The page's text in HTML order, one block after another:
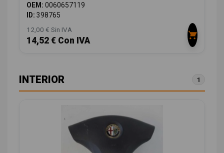
OEM: 0060657119
ID: 398765
12,00 € Sin IVA
14,52 € Con IVA
INTERIOR 1